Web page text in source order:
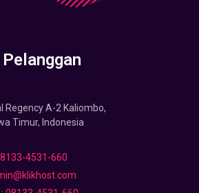
Regency A-2 Kaliombo,
Timur, Indonesia
4531-660